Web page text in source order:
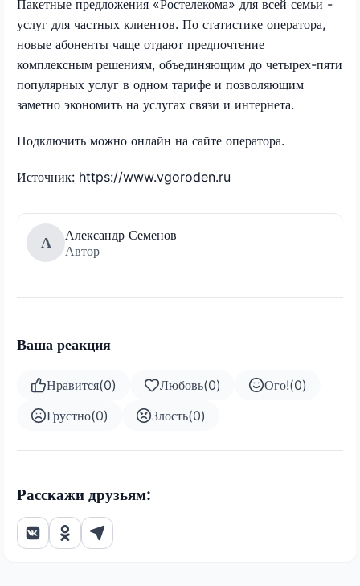
Пакетные предложения «Ростелекома» для всей семьи -
услуг для частных клиентов. По статистике оператора,
новые абоненты чаще отдают предпочтение
комплексным решениям, объединяющим до четырех-пяти
популярных услуг в одном тарифе и позволяющим
заметно экономить на услугах связи и интернета.
Подключить можно онлайн на сайте оператора.
Источник: https://www.vgoroden.ru
А
Александр Семенов
Автор
Ваша реакция
Нравится(0) Любовь(0) Ого!(0)
Грустно(0) Злость(0)
Расскажи друзьям: